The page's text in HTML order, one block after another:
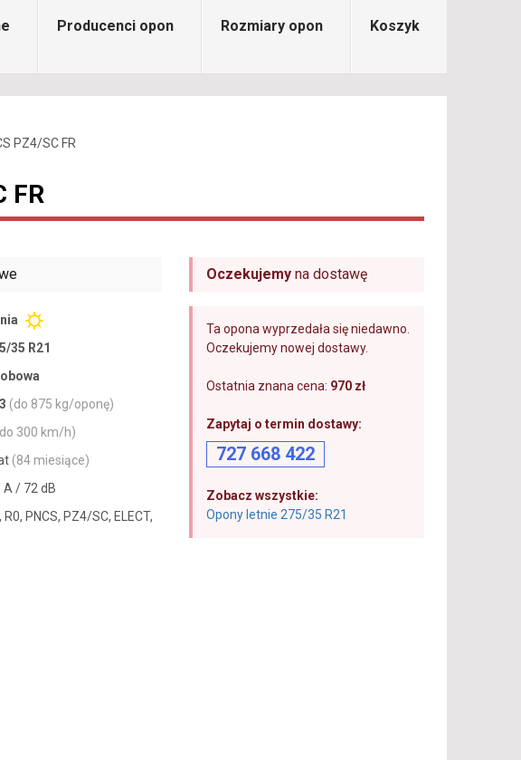
Producenci opon Rozmiary opon Koszyk
PZ4/SC FR
FR
35 R21
(do 875 kg/oponę)
300 km/h)
(84 miesiące)
A / 72 dB
R0, PNCS, PZ4/SC, ELECT,
Oczekujemyna dostawę
Ta opona wyprzedała się niedawno.
Oczekujemy nowej dostawy.
Ostatnia znana cena: 970 zł
Zapytaj o termin dostawy:
727 668 422
Zobacz wszystkie:
Opony letnie 275/35 R21